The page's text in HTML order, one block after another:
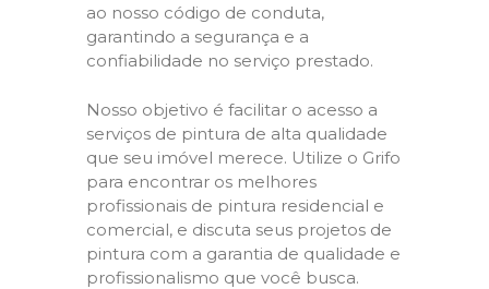
ao nosso código de conduta,
garantindo a segurança e a
confiabilidade no serviço prestado.
Nosso objetivo é facilitar o acesso a
serviços de pintura de alta qualidade
que seu imóvel merece. Utilize o Grifo
para encontrar os melhores
profissionais de pintura residencial e
comercial, e discuta seus projetos de
pintura com a garantia de qualidade e
profissionalismo que você busca.